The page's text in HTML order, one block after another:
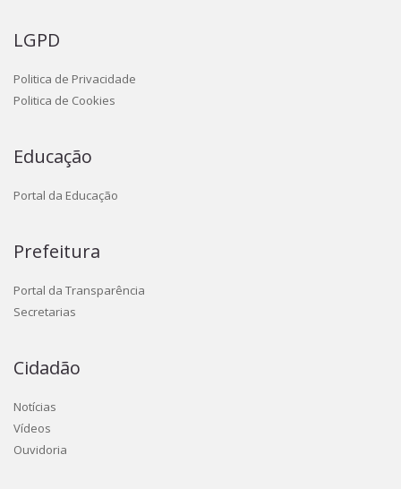
LGPD
Politica de Privacidade
Politica de Cookies
Educação
Portal da Educação
Prefeitura
Portal da Transparência
Secretarias
Cidadão
Notícias
Vídeos
Ouvidoria